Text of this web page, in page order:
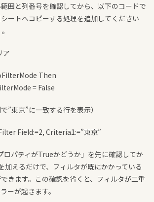
囲と列番号を確認してから、以下のコードで
ートへコピーする処理を追加してください
ア
Then
= False
”東京”に一致する行を表示）
Field:=2, Criteria1:=”東京”
ロパティがTrueかどうか」を先に確認してか
加えるだけで、フィルタが既にかかっている
きます。この確認を省くと、フィルタが二重
ーが起きます。